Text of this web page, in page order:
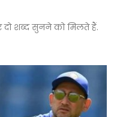
शब्द सुनने को मिलते हैं.